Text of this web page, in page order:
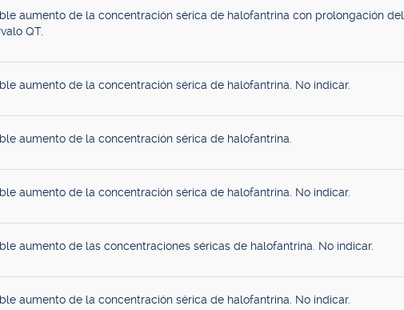
aumento de la concentración sérica de halofantrina con prolongación del
QT.
aumento de la concentración sérica de halofantrina. No indicar.
aumento de la concentración sérica de halofantrina.
aumento de la concentración sérica de halofantrina. No indicar.
aumento de las concentraciones séricas de halofantrina. No indicar.
aumento de la concentración sérica de halofantrina. No indicar.